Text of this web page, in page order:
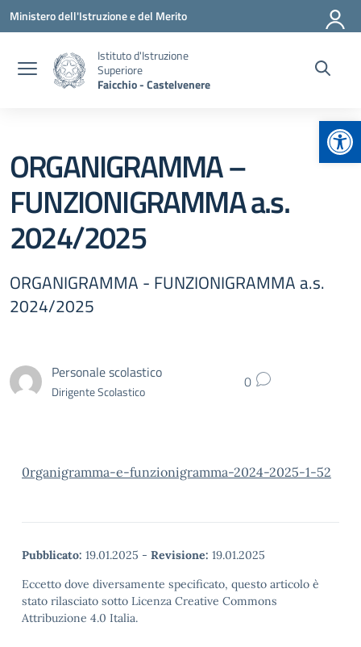
Vai ai contenuti
Vai al menu di navigazione
Vai al footer
Ministero dell'Istruzione e del Merito
Istituto d'Istruzione
Superiore
Faicchio - Castelvenere
ORGANIGRAMMA –
FUNZIONIGRAMMA a.s.
2024/2025
ORGANIGRAMMA - FUNZIONIGRAMMA a.s.
2024/2025
Personale scolastico
Dirigente Scolastico 0
0rganigramma-e-funzionigramma-2024-2025-1-52
Pubblicato: 19.01.2025 - Revisione: 19.01.2025
Eccetto dove diversamente specificato, questo articolo è
stato rilasciato sotto Licenza Creative Commons
Attribuzione 4.0 Italia.